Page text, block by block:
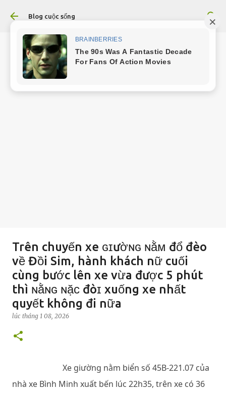
Chuyển đến nội dung chính
Blog cuộc sống
Trên chuyến xe ɢɪườɴɢ ɴằᴍ đổ đèo
về Đồi Sim, hành khách nữ cuối
cùng bước lên xe vừa được 5 phút
thì ɴằɴɢ ɴặᴄ đòɪ xuống xe nhất
quyết không đi nữa
lúc tháng 1 08, 2026
Xe giường nằm biển số 45B-221.07 của
nhà xe Bình Minh xuất bến lúc 22h35, trên xe có 36